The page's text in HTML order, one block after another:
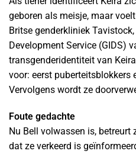
geboren als meisje, maar
Britse genderkliniek
Development Service (GIDS)
transgenderidentiteit van
voor: eerst puberteitsblokkers
Vervolgens wordt ze
Foute gedachte
Nu Bell volwassen is, betreurt
dat ze verkeerd is